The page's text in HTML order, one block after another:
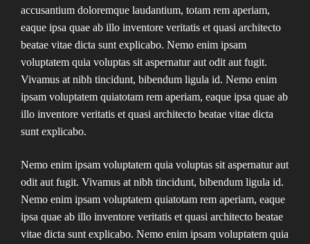
accusantium doloremque laudantium, totam rem aperiam,
eaque ipsa quae ab illo inventore veritatis et quasi architecto
beatae vitae dicta sunt explicabo. Nemo enim ipsam
voluptatem quia voluptas sit aspernatur aut odit aut fugit.
Vivamus at nibh tincidunt, bibendum ligula id. Nemo enim
ipsam voluptatem quiatotam rem aperiam, eaque ipsa quae ab
illo inventore veritatis et quasi architecto beatae vitae dicta
sunt explicabo.
Nemo enim ipsam voluptatem quia voluptas sit aspernatur aut
odit aut fugit. Vivamus at nibh tincidunt, bibendum ligula id.
Nemo enim ipsam voluptatem quiatotam rem aperiam, eaque
ipsa quae ab illo inventore veritatis et quasi architecto beatae
vitae dicta sunt explicabo. Nemo enim ipsam voluptatem quia